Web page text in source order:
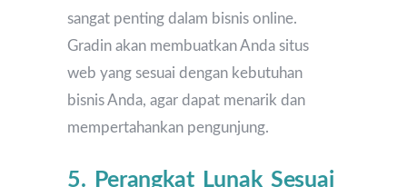
sangat penting dalam bisnis online.
Gradin akan membuatkan Anda situs
web yang sesuai dengan kebutuhan
bisnis Anda, agar dapat menarik dan
mempertahankan pengunjung.
5. Perangkat Lunak Sesuai